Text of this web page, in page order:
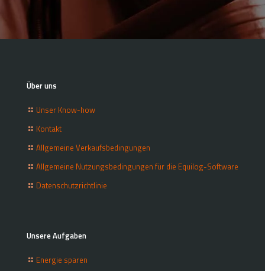
Über uns
Unser Know-how
Kontakt
Allgemeine Verkaufsbedingungen
Allgemeine Nutzungsbedingungen für die Equilog-Software
Datenschutzrichtlinie
Unsere Aufgaben
Energie sparen